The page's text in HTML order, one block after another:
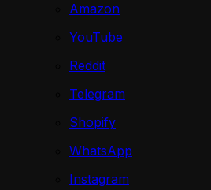
Amazon
YouTube
Reddit
Telegram
Shopify
WhatsApp
Instagram